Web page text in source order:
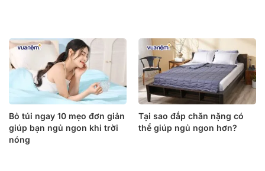
Bỏ túi ngay 10 mẹo đơn giản
giúp bạn ngủ ngon khi trời
nóng
Tại sao đắp chăn nặng có
thể giúp ngủ ngon hơn?